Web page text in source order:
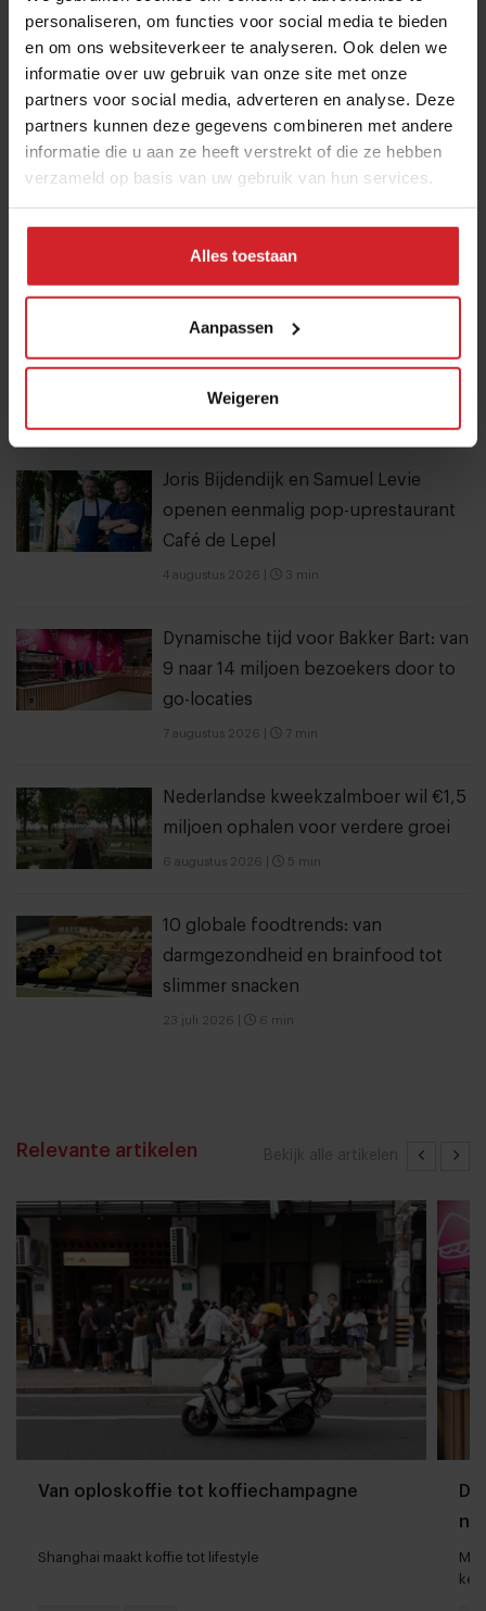
personaliseren, om functies voor social media te bieden
en om ons websiteverkeer te analyseren. Ook delen we
informatie over uw gebruik van onze site met onze
partners voor social media, adverteren en analyse. Deze
partners kunnen deze gegevens combineren met andere
informatie die u aan ze heeft verstrekt of die ze hebben
verzameld op basis van uw gebruik van hun services.
Alles toestaan
Aanpassen
Weigeren
Meld je aan voor de nieuwsbrief
Ja, ik wil graag drie keer per week de nieuwsbrief
ontvangen met de laatste trends, culinaire inspiratie en
interviews van Food Inspiration per e-mail. Klik hier
voor meer informatie.
Joris Bijdendijk en Samuel Levie
openen eenmalig pop-uprestaurant
Café de Lepel
4 augustus 2026 3 min
Dynamische tijd voor Bakker Bart: van
9 naar 14 miljoen bezoekers door to
go-locaties
7 augustus 2026 7 min
Nederlandse kweekzalmboer wil €1,5
miljoen ophalen voor verdere groei
6 augustus 2026 5 min
10 globale foodtrends: van
darmgezondheid en brainfood tot
slimmer snacken
23 juli 2026 6 min
Bekijk alle artikelen
Relevante artikelen
Van oploskoffie tot koffiechampagne
Shanghai maakt koffie tot lifestyle